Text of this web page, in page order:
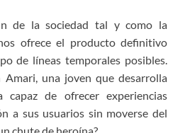
de la sociedad tal y como la
ofrece el producto definitivo
de líneas temporales posibles.
Amari, una joven que desarrolla
capaz de ofrecer experiencias
a sus usuarios sin moverse del